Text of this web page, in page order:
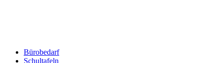
Bürobedarf
Schultafeln